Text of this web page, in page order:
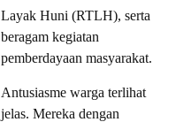
Layak Huni (RTLH), serta
beragam kegiatan
pemberdayaan masyarakat.
Antusiasme warga terlihat
jelas. Mereka dengan